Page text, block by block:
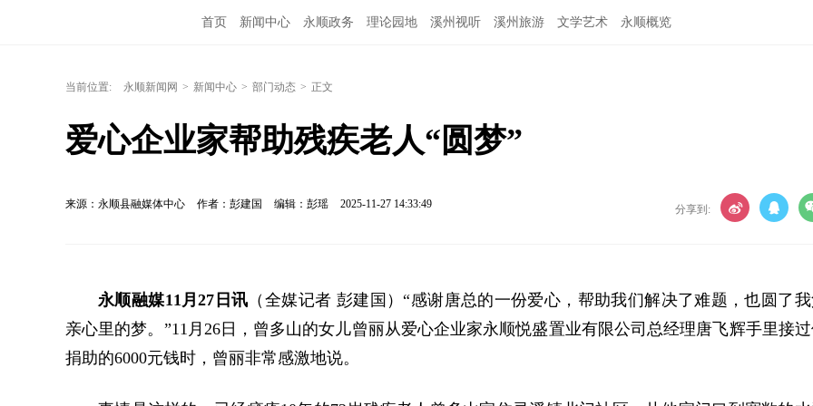
首页 新闻中心 永顺政务 理论园地 溪州视听 溪州旅游 文学艺术 永顺概览
当前位置: 永顺新闻网 > 新闻中心 > 部门动态 > 正文
爱心企业家帮助残疾老人“圆梦”
来源：永顺县融媒体中心 作者：彭建国 编辑：彭瑶 2025-11-27 14:33:49 分享到:
永顺融媒11月27日讯 （全媒记者 彭建国）“感谢唐总的一份爱心，帮助我们解决了难题，也圆了
亲心里的梦。”11月26日，曾多山的女儿曾丽从爱心企业家永顺悦盛置业有限公司总经理唐飞辉手里接
捐助的6000元钱时，曾丽非常感激地说。